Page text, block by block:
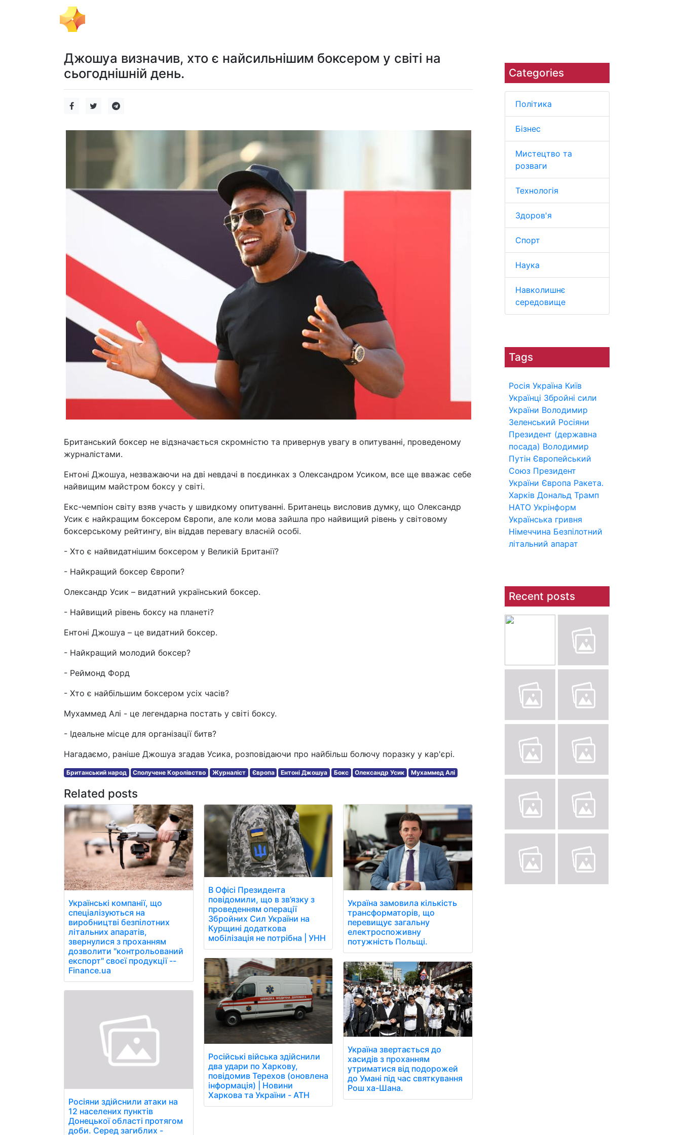
Categories
Політика
Бізнес
Мистецтво та
розваги
Технологія
Здоров'я
Спорт
Наука
Навколишнє
середовище
Tags
Росія Україна Київ
Українці Збройні сили
України Володимир
Зеленський Росіяни
Президент (державна
посада) Володимир
Путін Європейський
Союз Президент
України Європа Ракета.
Харків Дональд Трамп
НАТО Укрінформ
Українська гривня
Німеччина Безпілотний
літальний апарат
Recent posts
Джошуа визначив, хто є найсильнішим боксером у світі на
сьогоднішній день.
Британський боксер не відзначається скромністю та привернув увагу в опитуванні, проведеному
журналістами.
Ентоні Джошуа, незважаючи на дві невдачі в поєдинках з Олександром Усиком, все ще вважає себе
найвищим майстром боксу у світі.
Екс-чемпіон світу взяв участь у швидкому опитуванні. Британець висловив думку, що Олександр
Усик є найкращим боксером Європи, але коли мова зайшла про найвищий рівень у світовому
боксерському рейтингу, він віддав перевагу власній особі.
- Хто є найвидатнішим боксером у Великій Британії?
- Найкращий боксер Європи?
Олександр Усик – видатний український боксер.
- Найвищий рівень боксу на планеті?
Ентоні Джошуа – це видатний боксер.
- Найкращий молодий боксер?
- Реймонд Форд
- Хто є найбільшим боксером усіх часів?
Мухаммед Алі - це легендарна постать у світі боксу.
- Ідеальне місце для організації битв?
Нагадаємо, раніше Джошуа згадав Усика, розповідаючи про найбільш болючу поразку у кар'єрі.
Британський народ Сполучене Королівство Журналіст Європа Ентоні Джошуа Бокс Олександр Усик Мухаммед Алі
Related posts
Українські компанії, що
спеціалізуються на
виробництві безпілотних
літальних апаратів,
звернулися з проханням
дозволити "контрольований
експорт" своєї продукції --
Finance.ua
Росіяни здійснили атаки на
12 населених пунктів
Донецької області протягом
доби. Серед загиблих -
В Офісі Президента
повідомили, що в зв’язку з
проведенням операції
Збройних Сил України на
Курщині додаткова
мобілізація не потрібна | УНН
Російські війська здійснили
два удари по Харкову,
повідомив Терехов (оновлена
інформація) | Новини
Харкова та України - АТН
Україна замовила кількість
трансформаторів, що
перевищує загальну
електроспоживну
потужність Польщі.
Україна звертається до
хасидів з проханням
утриматися від подорожей
до Умані під час святкування
Рош ха-Шана.